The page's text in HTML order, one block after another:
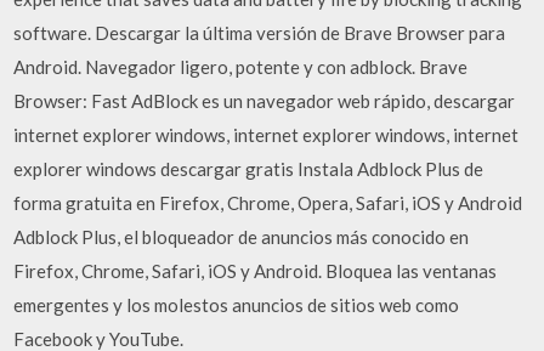
software. Descargar la última versión de Brave Browser para
Android. Navegador ligero, potente y con adblock. Brave
Browser: Fast AdBlock es un navegador web rápido, descargar
internet explorer windows, internet explorer windows, internet
explorer windows descargar gratis Instala Adblock Plus de
forma gratuita en Firefox, Chrome, Opera, Safari, iOS y Android
Adblock Plus, el bloqueador de anuncios más conocido en
Firefox, Chrome, Safari, iOS y Android. Bloquea las ventanas
emergentes y los molestos anuncios de sitios web como
Facebook y YouTube.